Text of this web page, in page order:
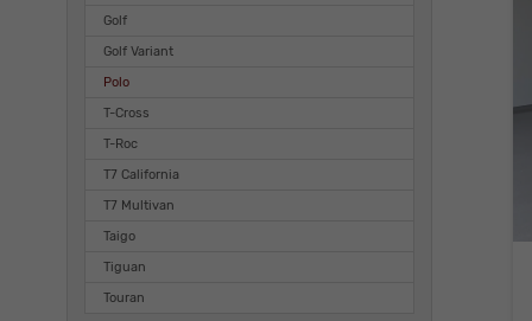
Golf
Golf Variant
Polo
T-Cross
T-Roc
T7 California
T7 Multivan
Taigo
Tiguan
Touran